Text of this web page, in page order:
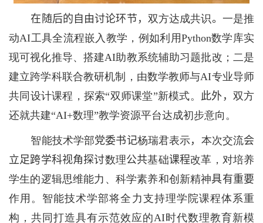
在随后的自由讨论环节， 双方达成共识。 一是推
动AI工具全流程嵌入教学，例如利用Python数学库实
现可视化推导、搭建AI助教系统辅助习题批改；二是
建立跨学科联合教研机制，由数学教师与AI专业导师
共同设计课程，探索“双师课堂”新模式。 此外， 双方
还就共建“AI+数理”教学资源平台达成初步意向。
智能技术学部党委书记杨瑞君表示， 本次交流会
立足跨学科视角探讨数理公共基础课程改革，对培养
学生的逻辑思维能力、科学素养和创新精神具有重要
作用。智能技术学部将全力支持理学院课程体系重
构，共同打造具有示范效应的AI时代数理教育新模